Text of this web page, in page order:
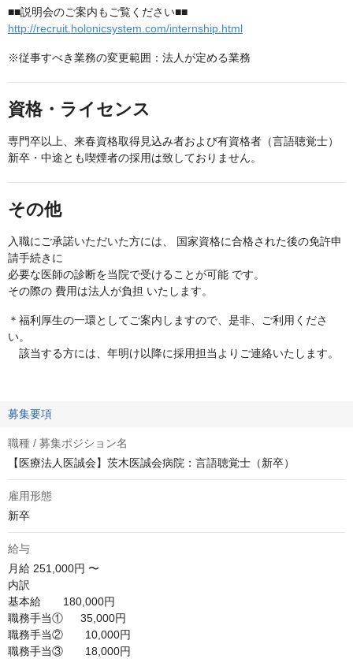
■■説明会のご案内もご覧ください■■
http://recruit.holonicsystem.com/internship.html
※従事すべき業務の変更範囲：法人が定める業務
資格・ライセンス
専門卒以上、来春資格取得見込み者および有資格者（言語聴覚士）
新卒・中途とも喫煙者の採用は致しておりません。
その他
入職にご承諾いただいた方には、 国家資格に合格された後の免許申
請手続きに
必要な医師の診断を当院で受けることが可能 です。
その際の 費用は法人が負担 いたします。
＊福利厚生の一環としてご案内しますので、是非、ご利用くださ
い。
該当する方には、年明け以降に採用担当よりご連絡いたします。
募集要項
職種 / 募集ポジション名
【医療法人医誠会】茨木医誠会病院：言語聴覚士（新卒）
雇用形態
新卒
給与
月給 251,000円 〜
内訳
基本給　　180,000円
職務手当①　  35,000円
職務手当②　　10,000円
職務手当③　　18,000円